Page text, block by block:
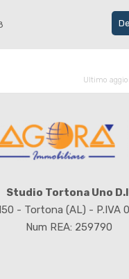
Ultimo
Studio Tortona Uno
- Tortona (AL) - P.IVA
Num REA: 259790